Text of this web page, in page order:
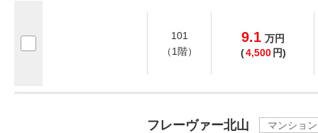
101
（1階）
9.1 万円
(4,500 円)
フレーヴァー北山
マンション